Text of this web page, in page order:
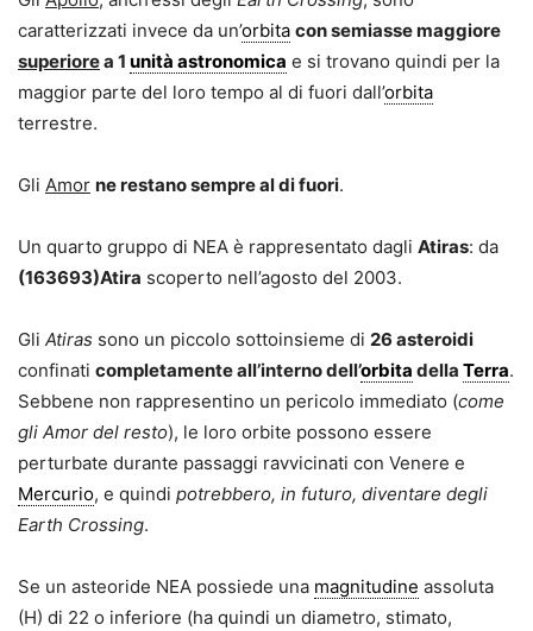
caratterizzati invece da un’orbita con semiasse maggiore
superiorea 1 unità astronomica e si trovano quindi per la
maggior parte del loro tempo al di fuori dall’orbita
terrestre.
Gli Amor ne restano sempre al di fuori.
Un quarto gruppo di NEA è rappresentato dagli Atiras: da
(163693)Atira scoperto nell’agosto del 2003.
Gli Atiras sono un piccolo sottoinsieme di 26 asteroidi
confinati completamente all’interno dell’orbita della Terra.
Sebbene non rappresentino un pericolo immediato (come
gli Amor del resto), le loro orbite possono essere
perturbate durante passaggi ravvicinati con Venere e
Mercurio, e quindi potrebbero, in futuro, diventare degli
Earth Crossing.
Se un asteoride NEA possiede una magnitudine assoluta
(H) di 22 o inferiore (ha quindi un diametro, stimato,